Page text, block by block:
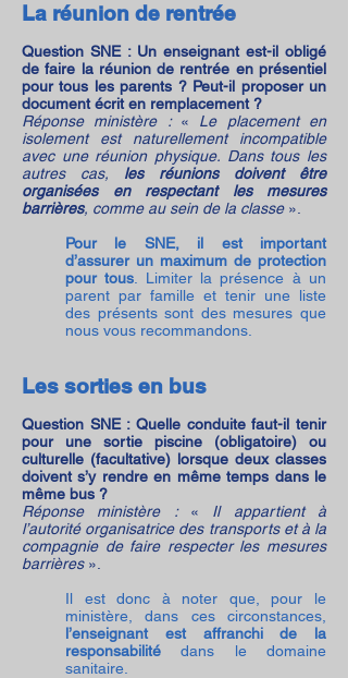
La réunion de rentrée
Question SNE : Un enseignant est-il obligé
de faire la réunion de rentrée en présentiel
pour tous les parents ? Peut-il proposer un
document écrit en remplacement ?
Réponse ministère : « Le placement en
isolement est naturellement incompatible
avec une réunion physique. Dans tous les
autres cas, les réunions doivent être
organisées en respectant les mesures
barrières, comme au sein de la classe ».
Pour le SNE, il est important
d’assurer un maximum de protection
pour tous . Limiter la présence à un
parent par famille et tenir une liste
des présents sont des mesures que
nous vous recommandons.
Les sorties en bus
Question SNE : Quelle conduite faut-il tenir
pour une sortie piscine (obligatoire) ou
culturelle (facultative) lorsque deux classes
doivent s’y rendre en même temps dans le
même bus ?
Réponse ministère : « Il appartient à
l’autorité organisatrice des transports et à la
compagnie de faire respecter les mesures
barrières».
Il est donc à noter que, pour le
ministère, dans ces circonstances,
l’enseignant est affranchi de la
responsabilitédans le domaine
sanitaire.